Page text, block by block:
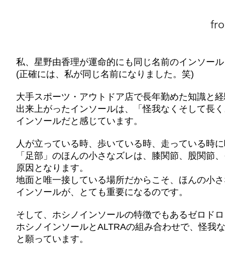
私、星野由香理が運命的にも同じ名前のインソー
(正確には、私が同じ名前になりました。笑)
大手スポーツ・アウトドア店で長年勤めた知識と
出来上がったインソールは、「怪我なくそして長
インソールだと感じています。
人が立っている時、歩いている時、走っている時
「足部」のほんの小さなズレは、膝関節、股関節
原因となります。
地面と唯一接している場所だからこそ、ほんの小
インソールが、とても重要になるのです。
そして、ホシノインソールの特徴でもあるゼロド
ホシノインソールとALTRAの組み合わせで、怪我
と願っています。